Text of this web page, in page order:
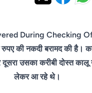
During Checking Of
की नकदी बरामद की है।
दूसरा उसका करीबी दोस्त
लेकर आ रहे थे।